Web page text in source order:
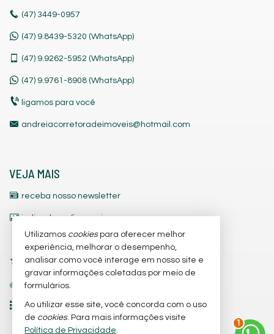
(47) 3449-0957
(47) 9.8439-5320 (WhatsApp)
(47) 9.9262-5952 (WhatsApp)
(47) 9.9761-8908 (WhatsApp)
ligamos para você
andreiacorretoradeimoveis@hotmail.com
VEJA MAIS
receba nosso newsletter
indicadores financeiros
cadastre seu imóvel
imóveis favoritos
trabalhe conosco
mapa de imóveis
Utilizamos cookiespara oferecer melhor
experiência, melhorar o desempenho,
analisar como você interage em nosso site e
gravar informações coletadas por meio de
formulários.
Ao utilizar esse site, você concorda com o uso
de cookies. Para mais informações visite
Política de Privacidade.